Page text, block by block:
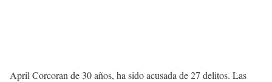
April Corcoran de 30 años, ha sido acusada de 27 delitos. Las